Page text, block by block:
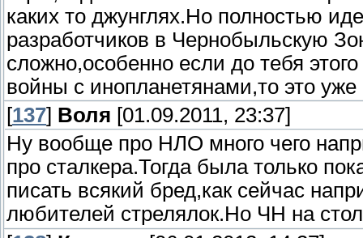
каких то джунглях.Но полностью
разработчиков в Чернобыльскую
сложно,особенно если до тебя
войны с инопланетянами,то это
[137] Воля [01.09.2011, 23:37]
Ну вообще про НЛО много чего
про сталкера.Тогда была только
писать всякий бред,как сейчас
любителей стрелялок.Но ЧН на